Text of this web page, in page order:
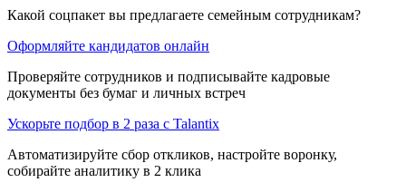
Какой соцпакет вы предлагаете семейным сотрудникам?
Оформляйте кандидатов онлайн
Проверяйте сотрудников и подписывайте кадровые
документы без бумаг и личных встреч
Ускорьте подбор в 2 раза с Talantix
Автоматизируйте сбор откликов, настройте воронку,
собирайте аналитику в 2 клика